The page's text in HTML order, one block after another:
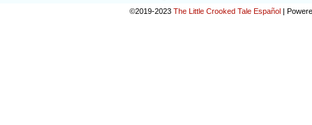
©2019-2023 The Little Crooked Tale Español |